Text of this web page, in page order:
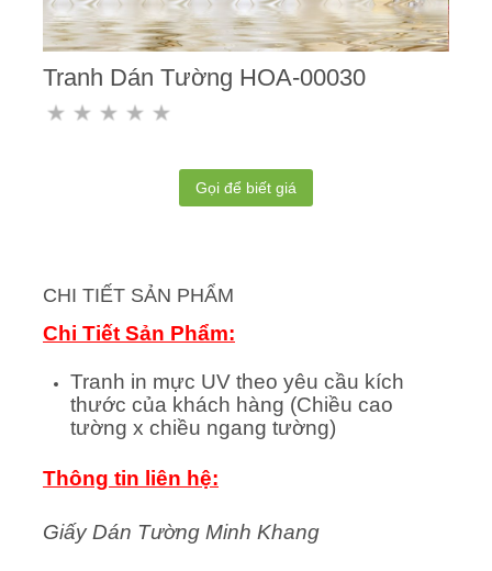
Tranh Dán Tường HOA-00030
Gọi để biết giá
CHI TIẾT SẢN PHẨM
Chi Tiết Sản Phẩm:
Tranh in mực UV theo yêu cầu kích
thước của khách hàng (Chiều cao
tường x chiều ngang tường)
Thông tin liên hệ:
Giấy Dán Tường Minh Khang